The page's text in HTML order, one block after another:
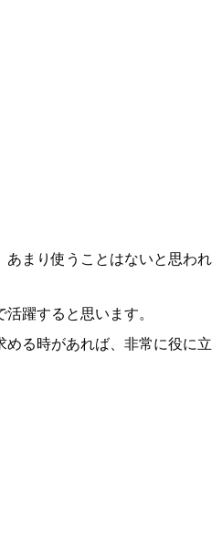
あまり使うことはないと思われ
躍すると思います。
める時があれば、非常に役に立